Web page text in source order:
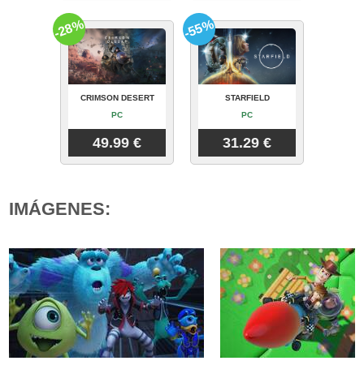
CRIMSON DESERT
PC
49.99 €
-28%
STARFIELD
PC
31.29 €
-55%
IMÁGENES: